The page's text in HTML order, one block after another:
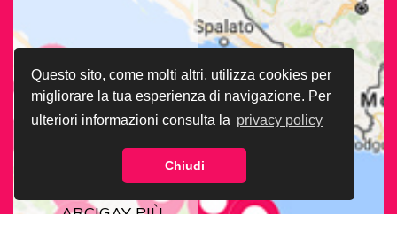
Questo sito, come molti altri, utilizza cookies per
migliorare la tua esperienza di navigazione. Per
ulteriori informazioni consulta la privacy policy
Chiudi
ARCIGAY PIÙ